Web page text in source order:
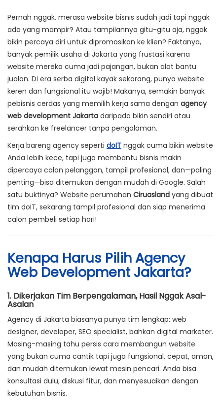
Pernah nggak, merasa website bisnis sudah jadi tapi nggak
ada yang mampir? Atau tampilannya gitu-gitu aja, nggak
bikin percaya diri untuk dipromosikan ke klien? Faktanya,
banyak pemilik usaha di Jakarta yang frustasi karena
website mereka cuma jadi pajangan, bukan alat bantu
jualan. Di era serba digital kayak sekarang, punya website
keren dan fungsional itu wajib! Makanya, semakin banyak
pebisnis cerdas yang memilih kerja sama dengan agency
web development Jakarta daripada bikin sendiri atau
serahkan ke freelancer tanpa pengalaman.
Kerja bareng agency seperti doIT nggak cuma bikin website
Anda lebih kece, tapi juga membantu bisnis makin
dipercaya calon pelanggan, tampil profesional, dan—paling
penting—bisa ditemukan dengan mudah di Google. Salah
satu buktinya? Website perumahan Ciruasland yang dibuat
tim doIT, sekarang tampil profesional dan siap menerima
calon pembeli setiap hari!
Kenapa Harus Pilih Agency
Web Development Jakarta?
1. Dikerjakan Tim Berpengalaman, Hasil Nggak Asal-
Asalan
Agency di Jakarta biasanya punya tim lengkap: web
designer, developer, SEO specialist, bahkan digital marketer.
Masing-masing tahu persis cara membangun website
yang bukan cuma cantik tapi juga fungsional, cepat, aman,
dan mudah ditemukan lewat mesin pencari. Anda bisa
konsultasi dulu, diskusi fitur, dan menyesuaikan dengan
kebutuhan bisnis.